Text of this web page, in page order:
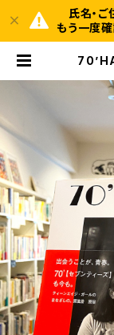
氏名・ご
もう一度確